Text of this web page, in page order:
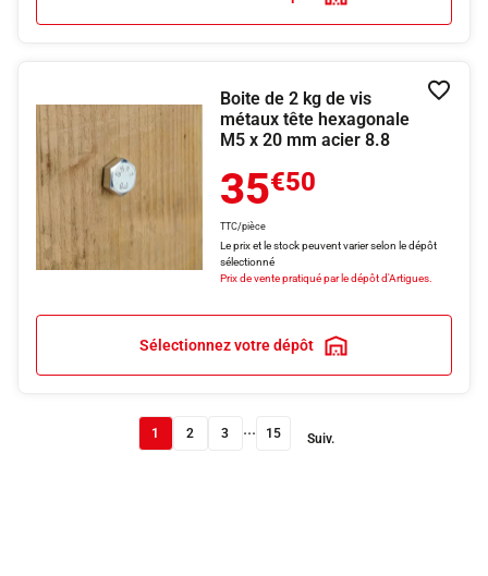
Boite de 2 kg de vis
métaux tête hexagonale
M5 x 20 mm acier 8.8
35€50
TTC/pièce
Le prix et le stock peuvent varier selon le dépôt
sélectionné
Prix de vente pratiqué par le dépôt d'Artigues.
Sélectionnez votre dépôt
1 2 3 ... 15 Suiv.